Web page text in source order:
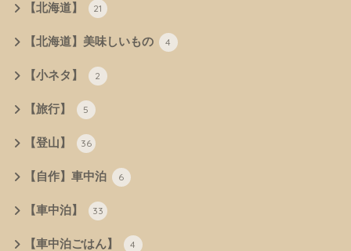
【北海道】 21
【北海道】美味しいもの 4
【小ネタ】 2
【旅行】 5
【登山】 36
【自作】車中泊 6
【車中泊】 33
【車中泊ごはん】 4